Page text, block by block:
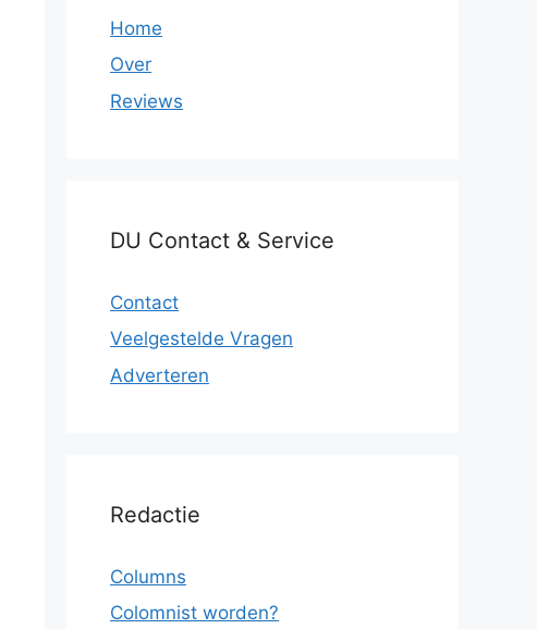
Home
Over
Reviews
DU Contact & Service
Contact
Veelgestelde Vragen
Adverteren
Redactie
Columns
Colomnist worden?